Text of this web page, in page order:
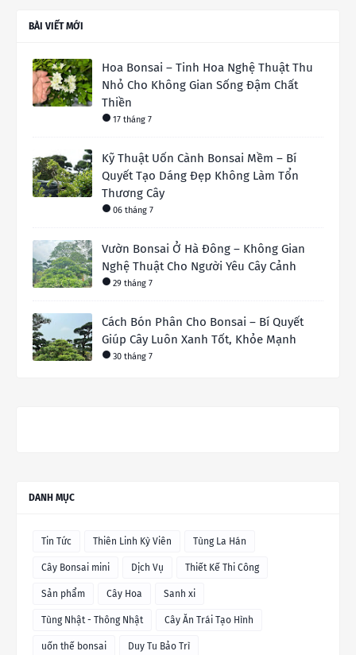
BÀI VIẾT MỚI
Hoa Bonsai – Tinh Hoa Nghệ Thuật Thu
Nhỏ Cho Không Gian Sống Đậm Chất
Thiền
17 tháng 7
Kỹ Thuật Uốn Cành Bonsai Mềm – Bí
Quyết Tạo Dáng Đẹp Không Làm Tổn
Thương Cây
06 tháng 7
Vườn Bonsai Ở Hà Đông – Không Gian
Nghệ Thuật Cho Người Yêu Cây Cảnh
29 tháng 7
Cách Bón Phân Cho Bonsai – Bí Quyết
Giúp Cây Luôn Xanh Tốt, Khỏe Mạnh
30 tháng 7
DANH MỤC
Tin Tức Thiên Linh Kỳ Viên Tùng La Hán
Cây Bonsai mini Dịch Vụ Thiết Kế Thi Công
Sản phẩm Cây Hoa Sanh xi
Tùng Nhật - Thông Nhật Cây Ăn Trái Tạo Hình
uốn thế bonsai Duy Tu Bảo Trì